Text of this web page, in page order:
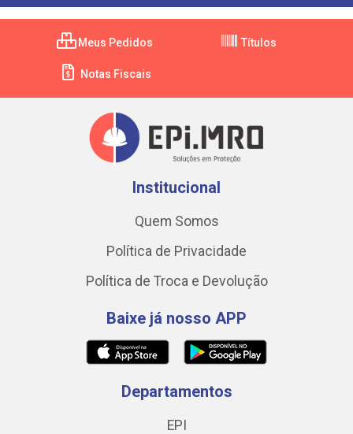
Meus Pedidos Títulos
Notas Fiscais
Institucional
Quem Somos
Política de Privacidade
Política de Troca e Devolução
Baixe já nosso APP
Departamentos
EPI